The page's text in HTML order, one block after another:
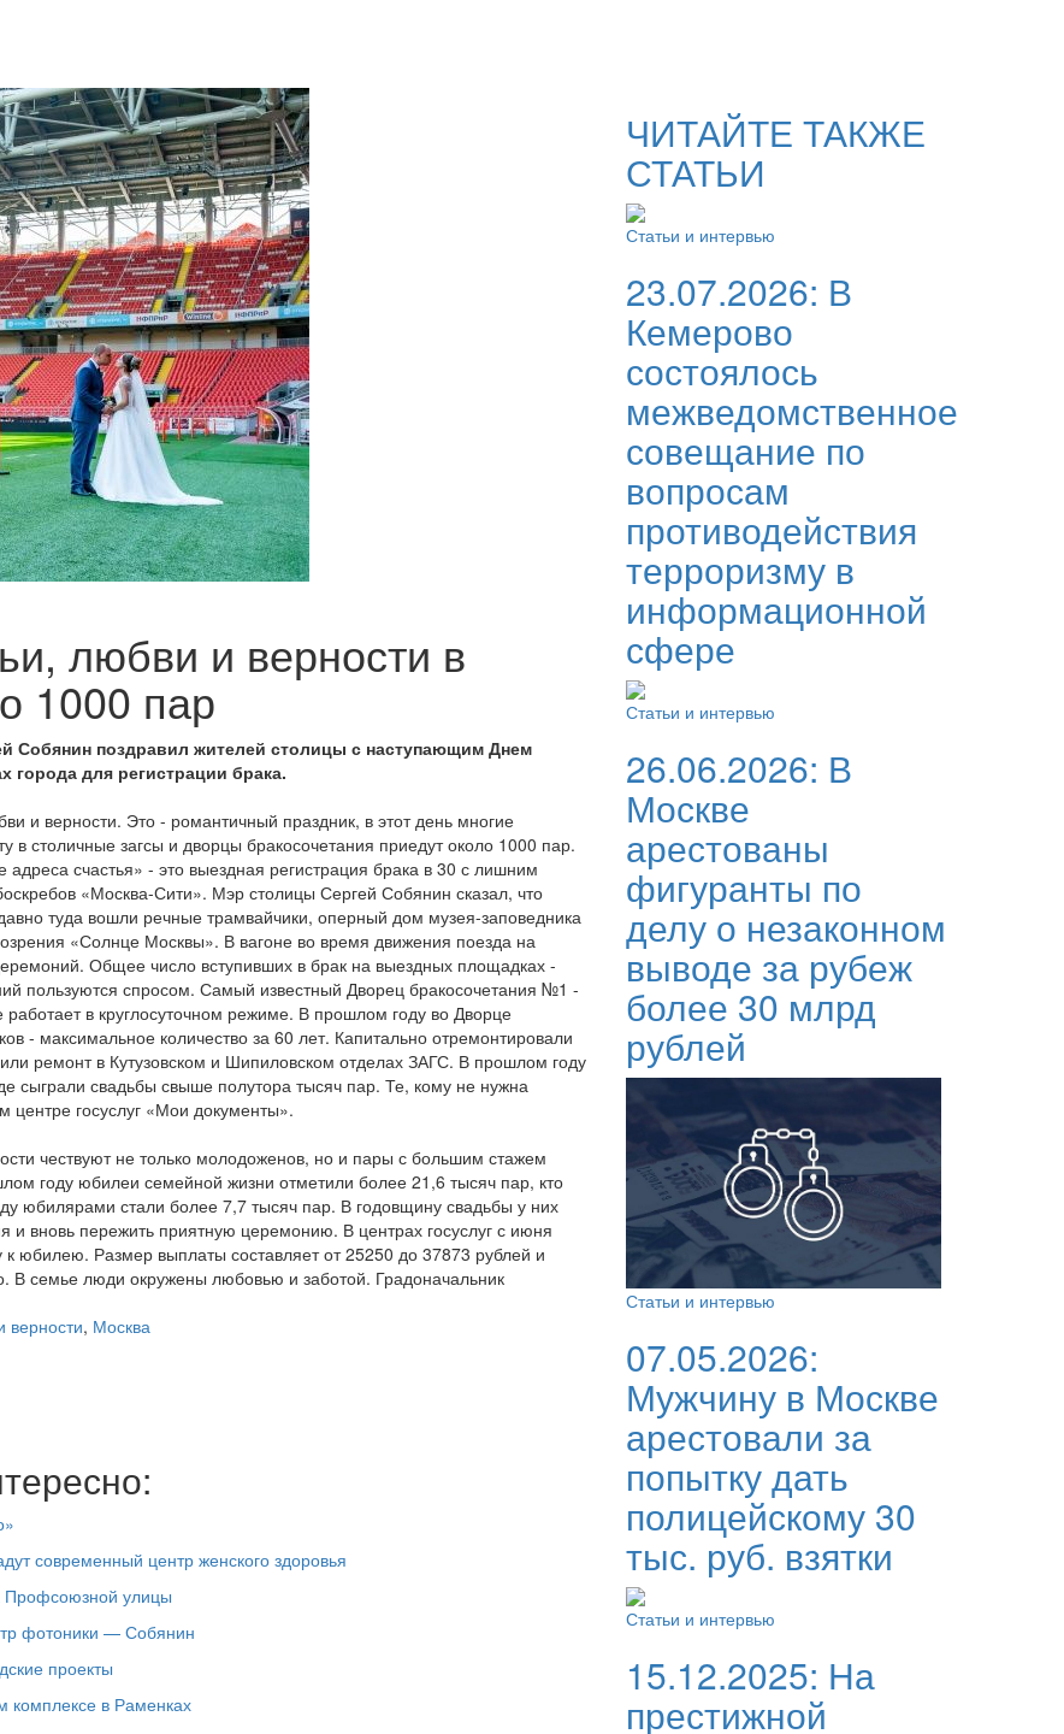
любви и верности в
1000 пар
Собянин поздравил жителей столицы с наступающим Днем
города для регистрации брака.
и верности. Это - романтичный праздник, в этот день многие
столичные загсы и дворцы бракосочетания приедут около 1000 пар.
счастья» - это выездная регистрация брака в 30 с лишним
«Москва-Сити». Мэр столицы Сергей Собянин сказал, что
туда вошли речные трамвайчики, оперный дом музея-заповедника
«Солнце Москвы». В вагоне во время движения поезда на
Общее число вступивших в брак на выездных площадках -
пользуются спросом. Самый известный Дворец бракосочетания №1 -
в круглосуточном режиме. В прошлом году во Дворце
- максимальное количество за 60 лет. Капитально отремонтировали
ремонт в Кутузовском и Шипиловском отделах ЗАГС. В прошлом году
сыграли свадьбы свыше полутора тысяч пар. Те, кому не нужна
центре госуслуг «Мои документы».
чествуют не только молодоженов, но и пары с большим стажем
году юбилеи семейной жизни отметили более 21,6 тысяч пар, кто
юбилярами стали более 7,7 тысяч пар. В годовщину свадьбы у них
и вновь пережить приятную церемонию. В центрах госуслуг с июня
юбилею. Размер выплаты составляет от 25250 до 37873 рублей и
В семье люди окружены любовью и заботой. Градоначальник
верности, Москва
современный центр женского здоровья
Профсоюзной улицы
фотоники — Собянин
проекты
комплексе в Раменках
ЧИТАЙТЕ ТАКЖЕ
СТАТЬИ
Статьи и интервью
23.07.2026: В
Кемерово
состоялось
межведомственное
совещание по
вопросам
противодействия
терроризму в
информационной
сфере
Статьи и интервью
26.06.2026: В
Москве
арестованы
фигуранты по
делу о незаконном
выводе за рубеж
более 30 млрд
рублей
Статьи и интервью
07.05.2026:
Мужчину в Москве
арестовали за
попытку дать
полицейскому 30
тыс. руб. взятки
Статьи и интервью
15.12.2025: На
престижной